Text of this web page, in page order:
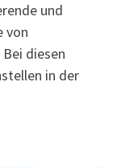
und
von
diesen
in der